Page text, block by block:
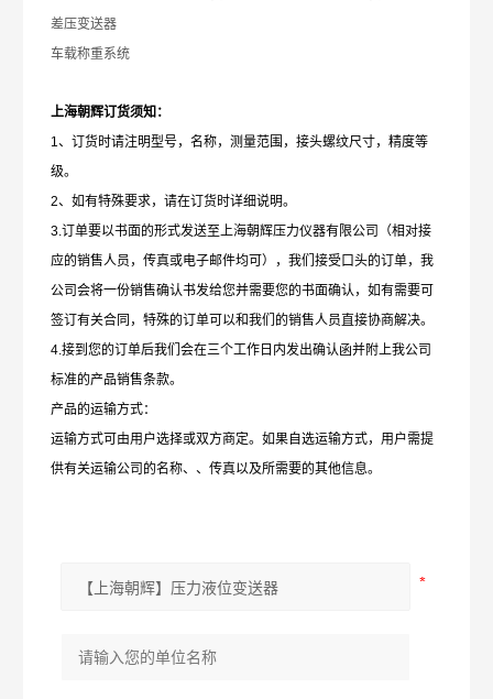
差压变送器
车载称重系统
上海朝辉订货须知：
1、订货时请注明型号，名称，测量范围，接头螺纹尺寸，精度等
级。
2、如有特殊要求，请在订货时详细说明。
3.订单要以书面的形式发送至上海朝辉压力仪器有限公司（相对接
应的销售人员，传真或电子邮件均可），我们接受口头的订单，我
公司会将一份销售确认书发给您并需要您的书面确认，如有需要可
签订有关合同，特殊的订单可以和我们的销售人员直接协商解决。
4.接到您的订单后我们会在三个工作日内发出确认函并附上我公司
标准的产品销售条款。
产品的运输方式：
运输方式可由用户选择或双方商定。如果自选运输方式，用户需提
供有关运输公司的名称、、传真以及所需要的其他信息。